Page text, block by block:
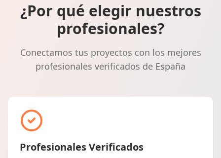
¿Por qué elegir nuestros
profesionales?
Conectamos tus proyectos con los mejores
profesionales verificados de España
Profesionales Verificados